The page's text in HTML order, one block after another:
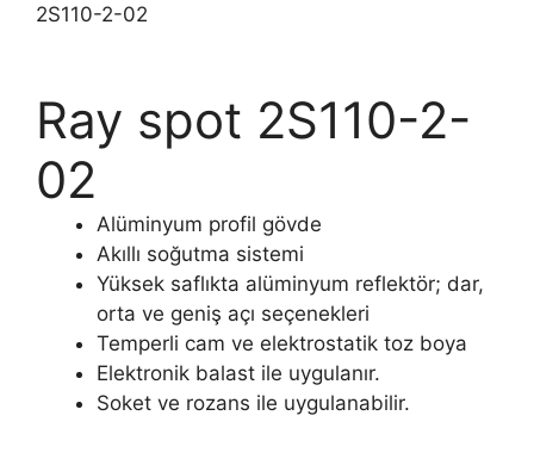
2S110-2-02
Ray spot 2S110-2-
02
Alüminyum profil gövde
Akıllı soğutma sistemi
Yüksek saflıkta alüminyum reflektör; dar,
orta ve geniş açı seçenekleri
Temperli cam ve elektrostatik toz boya
Elektronik balast ile uygulanır.
Soket ve rozans ile uygulanabilir.